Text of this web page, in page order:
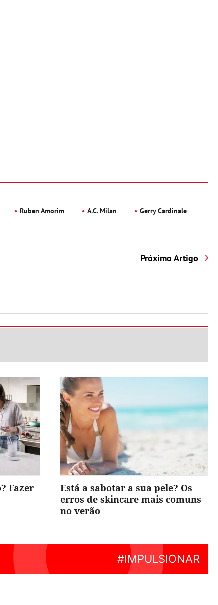
Ruben Amorim A.C. Milan
Gerry Cardinale
Próximo Artigo
Fazer
Está a sabotar a sua pele? Os
erros de skincare mais comuns
no verão